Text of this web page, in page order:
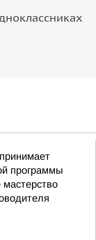
программы